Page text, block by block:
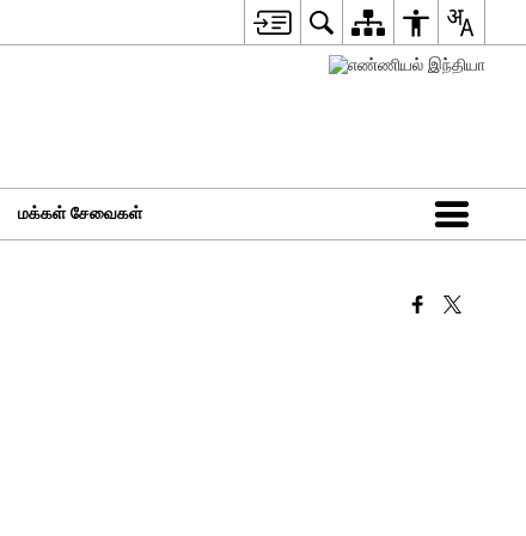
மக்கள் சேவைகள்